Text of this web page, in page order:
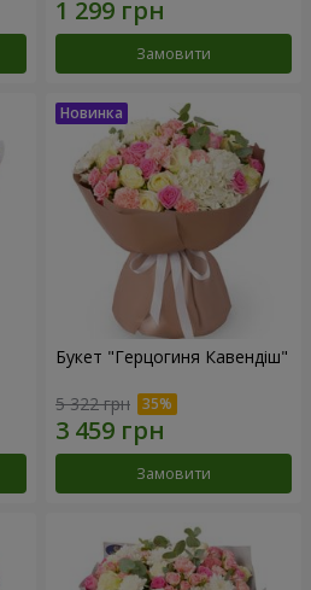
Замовити
Букет "Герцогиня Кавендіш"
5 322 грн
Замовити